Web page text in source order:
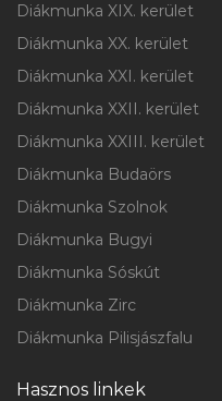
Diákmunka XIX. kerület
Diákmunka XX. kerület
Diákmunka XXI. kerület
Diákmunka XXII. kerület
Diákmunka XXIII. kerület
Diákmunka Budaörs
Diákmunka Szolnok
Diákmunka Bugyi
Diákmunka Sóskút
Diákmunka Zirc
Diákmunka Pilisjászfalu
Hasznos linkek